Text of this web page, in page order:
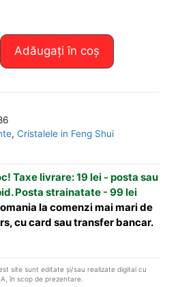
Cantitate
Adăugați în coș
, Cristalele in Feng Shui
Taxe livrare: 19 lei - posta sau
Posta strainatate - 99 lei
la comenzi mai mari de
cu card sau transfer bancar.
site sunt editate și/sau realizate digital cu
în scop de prezentare.